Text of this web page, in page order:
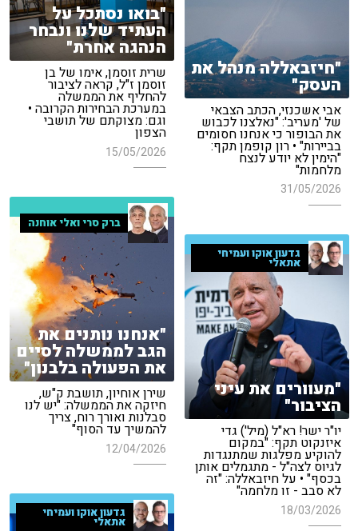
"חיזבאללה מנהל את
העסק"
אבי אשכנזי, הכתב הצבאי
של 'מעריב': "נאלצנו לכבוש
את הבופור כי אנחנו חסומים
בביירות" • רון קופמן תקף:
"הימין לא יודע לנצח
מלחמות"
31/05/2026
"בואו נסתכל על
העתיד שלנו ונבחר
הנהגה אחרת"
שרית זוסמן, אימו של בן
זוסמן ז"ל, קראה לציבור
להחליף את הממשלה
במערכת הבחירות הקרובה •
וגם: מצוקתם של תושבי
הצפון
15/05/2026
ברק סרי ואלי אוחנה
"אנחנו נותנים את
הגב לממשלה לסיים
את הפעולה בלבנון"
שירן אוחיון, תושבת ק"ש,
חיזקה את הממשלה: "יש לנו
סבלנות ואורך רוח, צריך
להמשיך עד הסוף"
12/04/2026
גדעון אוקו ועמיחי
אתאלי
"מעוורים את עיני
הציבור"
יו"ר ישר! רא"ל (מיל') גדי
איזנקוט תקף: "במקום
להוקיע מפלגות שמתנגדות
לגיוס לצה"ל - מתגמלים אותן
בכסף" • על חיזבאללה: "זה
לא סבב - זו מלחמה"
18/03/2026 גדעון אוקו ועמיחי
אתאלי